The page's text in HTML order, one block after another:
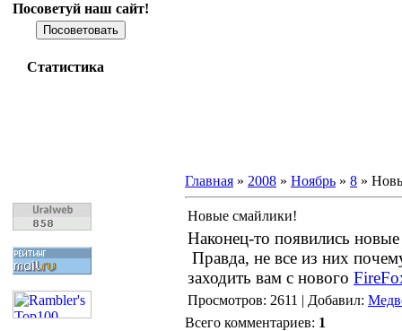
Посоветуй наш сайт!
Статистика
Главная » 2008 » Ноябрь » 8 »
Новые смайлики!
Наконец-то появились
Правда, не все из них
заходить вам с нового
Просмотров: 2611 | Добавил:
Всего комментариев: 1